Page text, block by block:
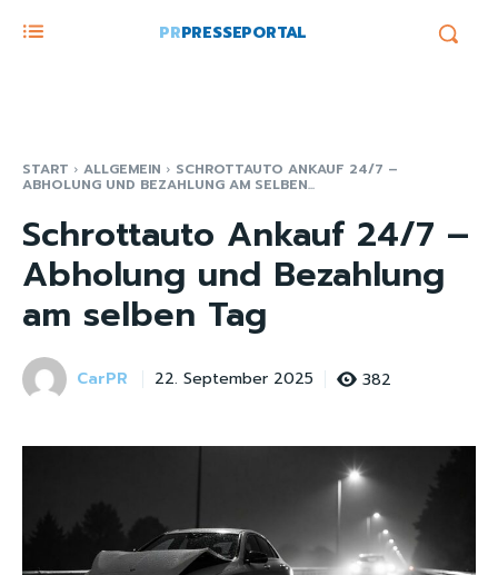
PRPRESSEPORTAL
START ALLGEMEIN SCHROTTAUTO ANKAUF 24/7 –
ABHOLUNG UND BEZAHLUNG AM SELBEN...
Schrottauto Ankauf 24/7 –
Abholung und Bezahlung
am selben Tag
CarPR 22. September 2025 382